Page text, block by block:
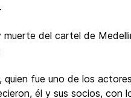
muerte del cartel de
quien fue uno de los
él y sus socios, con